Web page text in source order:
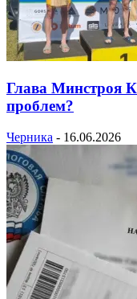
Глава Минстроя
проблем?
Черника - 16.06.2026